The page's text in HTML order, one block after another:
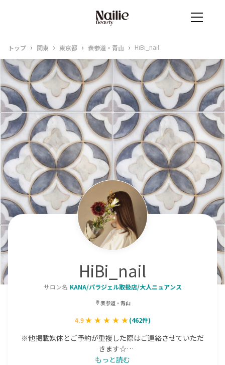
トップ › 関東 › 東京都 › 表参道・青山 › HiBi_nail
HiBi_nail
サロン名 KANA/パラジェル取扱店/大人ニュアンス
表参道・青山
4.9 (462件)
※他掲載媒体とご予約が重複した際はご連絡させていただ
きます☆
土日祝日・夜のお時間帯にご予約の場合は他媒体と重複し
もっと読む